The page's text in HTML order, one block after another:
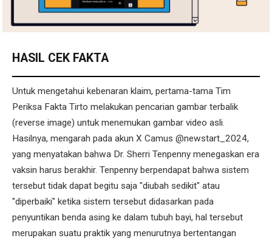
HASIL CEK FAKTA
Untuk mengetahui kebenaran klaim, pertama-tama Tim
Periksa Fakta Tirto melakukan pencarian gambar terbalik
(reverse image) untuk menemukan gambar video asli.
Hasilnya, mengarah pada akun X Camus @newstart_2024,
yang menyatakan bahwa Dr. Sherri Tenpenny menegaskan era
vaksin harus berakhir. Tenpenny berpendapat bahwa sistem
tersebut tidak dapat begitu saja "diubah sedikit" atau
"diperbaiki" ketika sistem tersebut didasarkan pada
penyuntikan benda asing ke dalam tubuh bayi, hal tersebut
merupakan suatu praktik yang menurutnya bertentangan